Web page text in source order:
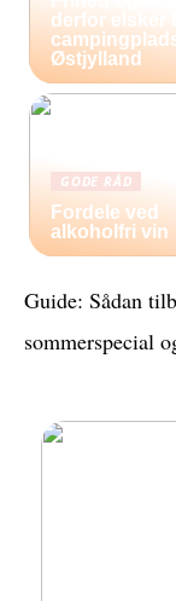
derfor elsker
Østjylland
GODE RÅD
Fordele ved
alkoholfri vin
Guide: Sådan
sommerspecial